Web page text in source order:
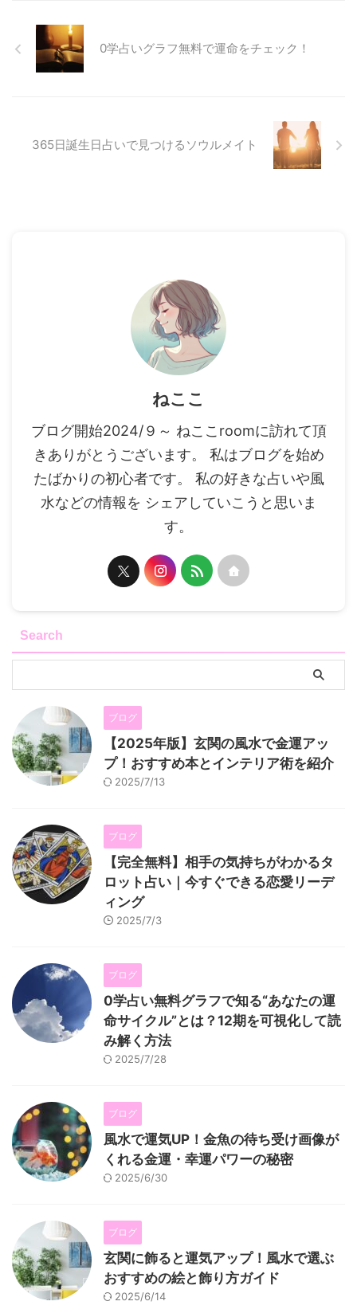
0学占いグラフ無料で運命をチェック！
365日誕生日占いで見つけるソウルメイト
ねここ
ブログ開始2024/９～ ねここroomに訪れて頂
きありがとうございます。 私はブログを始め
たばかりの初心者です。 私の好きな占いや風
水などの情報を シェアしていこうと思いま
す。
Search
ブログ
【2025年版】玄関の風水で金運アッ
プ！おすすめ本とインテリア術を紹介
2025/7/13
ブログ
【完全無料】相手の気持ちがわかるタ
ロット占い｜今すぐできる恋愛リーデ
ィング
2025/7/3
ブログ
0学占い無料グラフで知る“あなたの運
命サイクル”とは？12期を可視化して読
み解く方法
2025/7/28
ブログ
風水で運気UP！金魚の待ち受け画像が
くれる金運・幸運パワーの秘密
2025/6/30
ブログ
玄関に飾ると運気アップ！風水で選ぶ
おすすめの絵と飾り方ガイド
2025/6/14